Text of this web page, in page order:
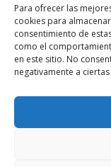
Para ofrecer las
cookies para
consentimiento de
como el
en este sitio. No
negativamente a
garantía de
Declaración de la
Esta presentación
opiniones
considerarse
reproduzcan en